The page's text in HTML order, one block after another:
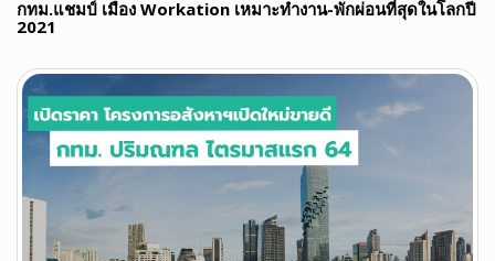
กทม.แชมป์ เมือง Workation เหมาะทำงาน-พักผ่อนที่สุดในโลกปี
2021